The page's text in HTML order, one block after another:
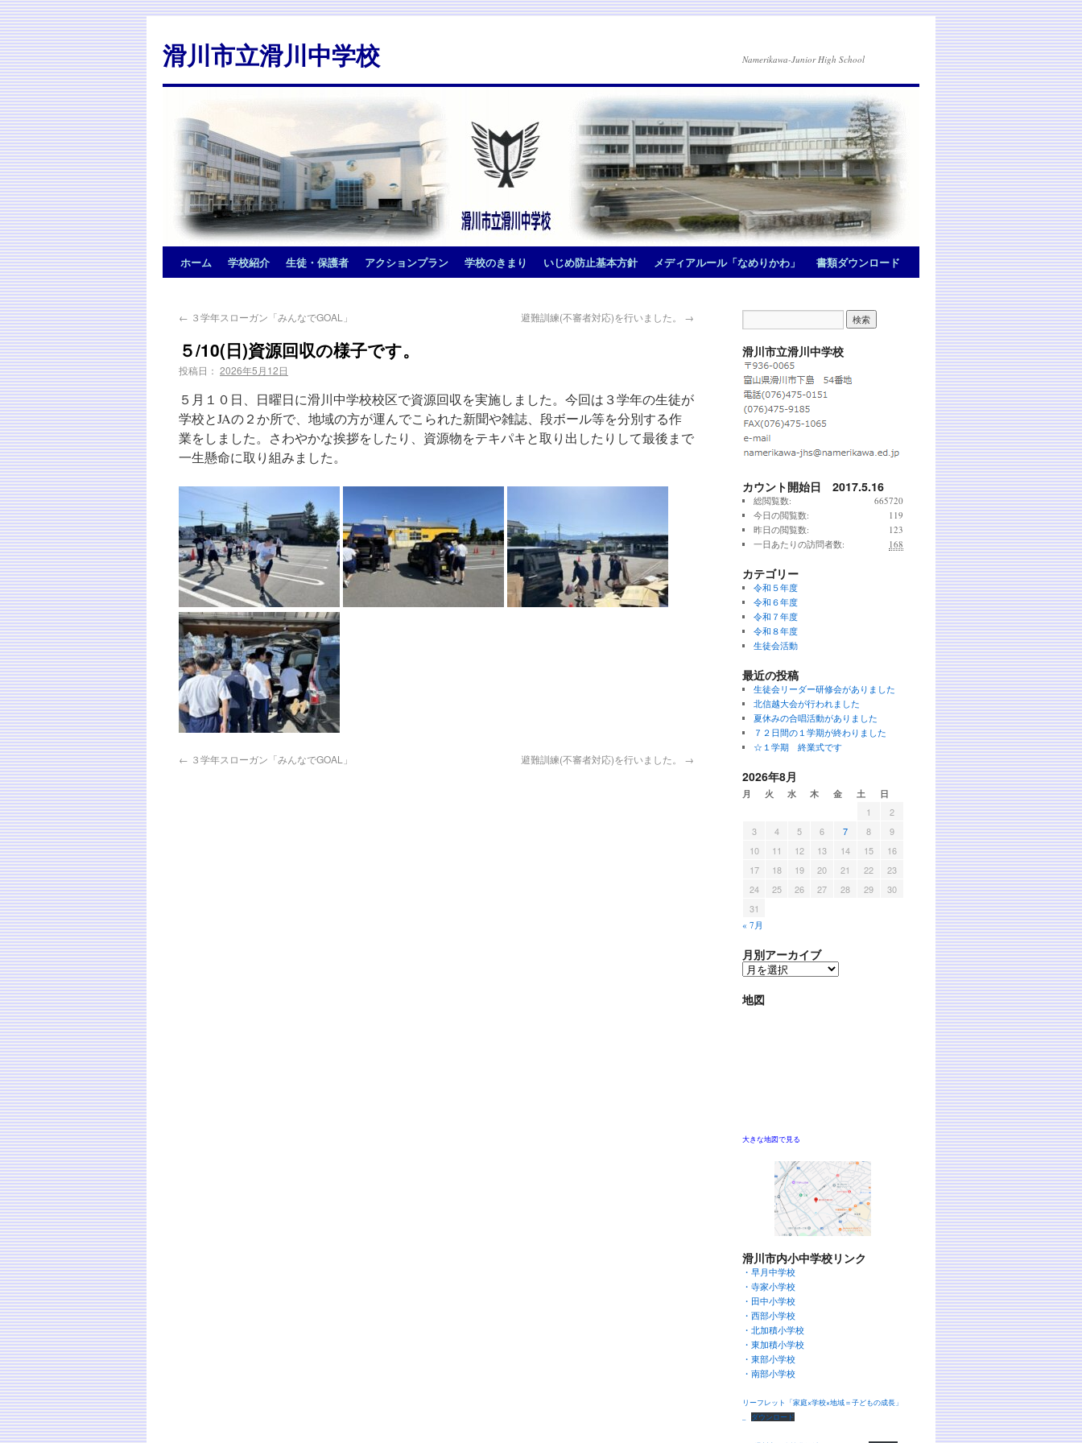
滑川市立滑川中学校 Namerikawa-Junior High School
ホーム 学校紹介 生徒・保護者 アクションプラン 学校のきまり いじめ防止基本方針 メディアルール「なめりかわ」 書類ダウンロード
← ３学年スローガン「みんなでGOAL」 避難訓練(不審者対応)を行いました。 →
５/10(日)資源回収の様子です。
投稿日： 2026年5月12日
５月１０日、日曜日に滑川中学校校区で資源回収を実施しました。今回は３学年の生徒が
学校とJAの２か所で、地域の方が運んでこられた新聞や雑誌、段ボール等を分別する作
業をしました。さわやかな挨拶をしたり、資源物をテキパキと取り出したりして最後まで
一生懸命に取り組みました。
← ３学年スローガン「みんなでGOAL」 避難訓練(不審者対応)を行いました。 →
滑川市立滑川中学校
カウント開始日 2017.5.16
665720
総閲覧数:
119
今日の閲覧数:
123
昨日の閲覧数:
168
一日あたりの訪問者数:
カテゴリー
令和５年度
令和６年度
令和７年度
令和８年度
生徒会活動
最近の投稿
生徒会リーダー研修会がありました
北信越大会が行われました
夏休みの合唱活動がありました
７２日間の１学期が終わりました
☆１学期 終業式です
2026年8月
月 火 水 木 金 土 日
1
2
3
4 5 6 7 8
9
10
11 12 13 14 15
16
17
18 19 20 21 22
23
24
25 26 27 28 29
30
31
« 7月
月別アーカイブ
地図
大きな地図で見る
滑川市内小中学校リンク
・早月中学校
・寺家小学校
・田中小学校
・西部小学校
・北加積小学校
・東加積小学校
・東部小学校
・南部小学校
リーフレット「家庭×学校×地域＝子どもの成長」
ダウンロード